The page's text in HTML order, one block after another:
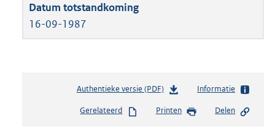
16-09-1987
Authentieke versie (PDF)b
s
Informatie
Gerelateerd Printen Delen